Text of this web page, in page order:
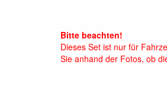
Bitte beachten!
Dieses Set ist nur für
Sie anhand der Fotos, ob